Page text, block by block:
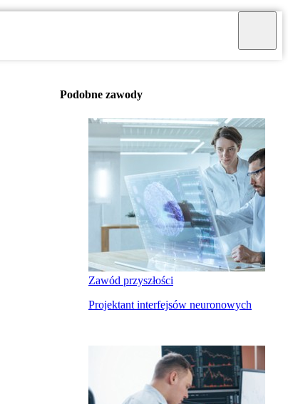
Podobne zawody
Zawód przyszłości
Projektant interfejsów neuronowych